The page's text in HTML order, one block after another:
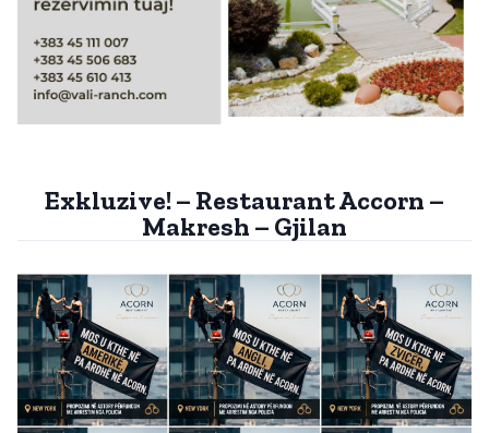
Exkluzive! – Restaurant Accorn –
Makresh – Gjilan